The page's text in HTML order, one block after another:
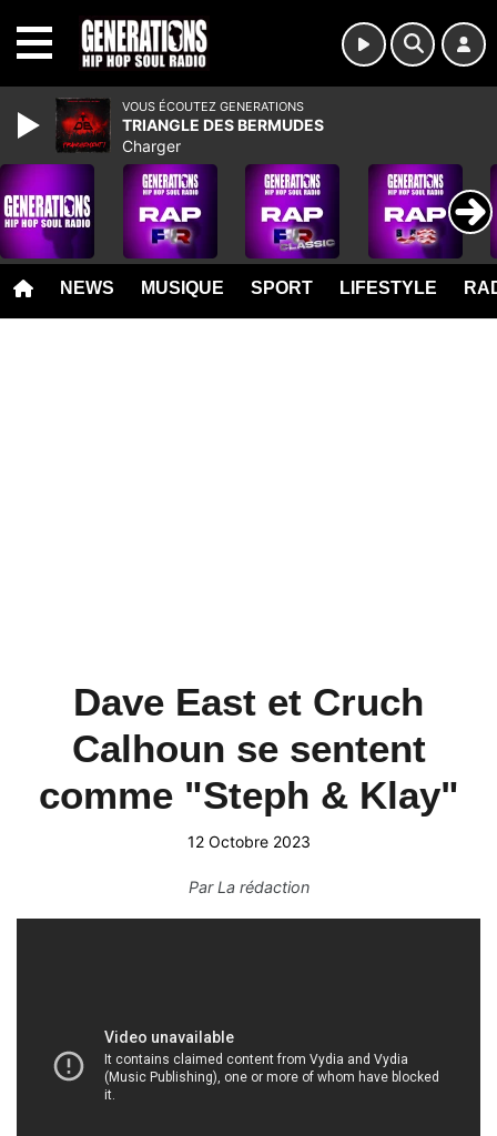
NEWS MUSIQUE SPORT LIFESTYLE
Dave East et Cruch
Calhoun se sentent
comme "Steph & Klay"
12 Octobre 2023
ParLa rédaction
VOUS ÉCOUTEZ GENERATIONS
TRIANGLE DES BERMUDES
Charger